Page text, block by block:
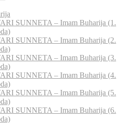
SUNNETA – Imam Buharija (1.
SUNNETA – Imam Buharija (2.
SUNNETA – Imam Buharija (3.
SUNNETA – Imam Buharija (4.
SUNNETA – Imam Buharija (5.
SUNNETA – Imam Buharija (6.